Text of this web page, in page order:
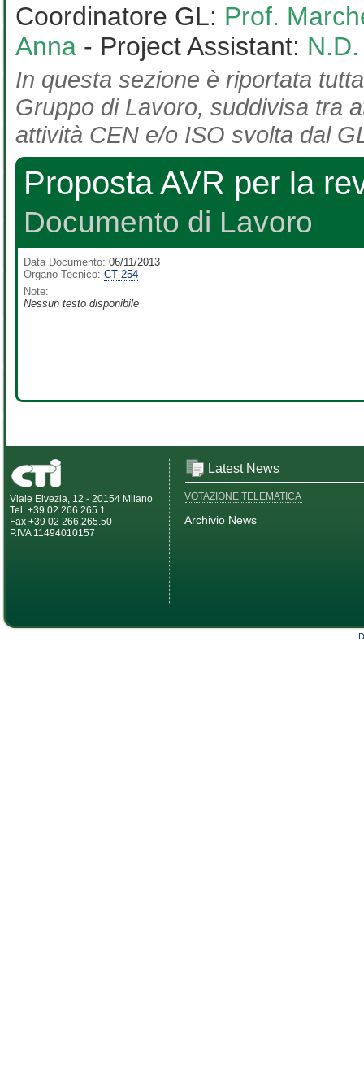
Coordinatore GL: Prof.
Anna - Project Assistant: N.D.
In questa sezione è riportata
Gruppo di Lavoro, suddivisa tra
attività CEN e/o ISO svolta dal
Proposta AVR per la
Documento di Lavoro
Data Documento: 06/11/2013
Organo Tecnico: CT 254
Note:
Nessun testo disponibile
Viale Elvezia, 12 - 20154 Milano
Tel. +39 02 266.265.1
Fax +39 02 266.265.50
P.IVA 11494010157
Latest News
VOTAZIONE TELEMATICA
Archivio News